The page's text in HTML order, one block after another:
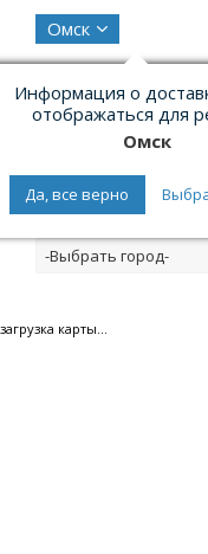
Омск
Информация о
отображаться для
Омск
Да, все верно
-Выбрать город-
загрузка карты...